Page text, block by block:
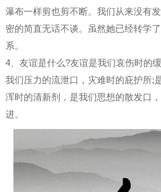
瀑布一样剪也剪不断。我们从来没有
密的简直无话不谈。虽然她已经转学
系。
4、友谊是什么?友谊是我们哀伤时的
我们压力的流泄口，灾难时的庇护所;
浑时的清新剂，是我们思想的散发口
进。